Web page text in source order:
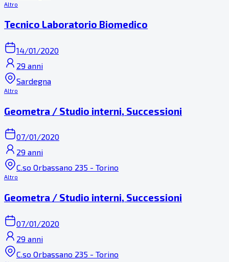
Altro
Tecnico Laboratorio Biomedico
14/01/2020
29 anni
Sardegna
Altro
Geometra / Studio interni, Successioni
07/01/2020
29 anni
C.so Orbassano 235 - Torino
Altro
Geometra / Studio interni, Successioni
07/01/2020
29 anni
C.so Orbassano 235 - Torino